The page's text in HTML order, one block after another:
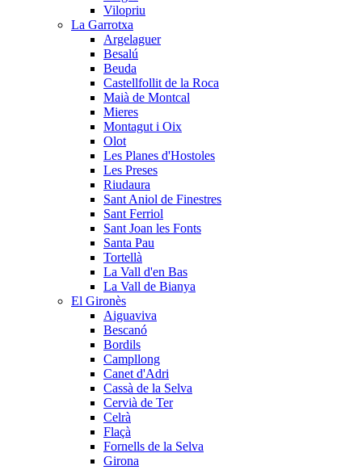
Vilopriu
La Garrotxa
Argelaguer
Besalú
Beuda
Castellfollit de la Roca
Maià de Montcal
Mieres
Montagut i Oix
Olot
Les Planes d'Hostoles
Les Preses
Riudaura
Sant Aniol de Finestres
Sant Ferriol
Sant Joan les Fonts
Santa Pau
Tortellà
La Vall d'en Bas
La Vall de Bianya
El Gironès
Aiguaviva
Bescanó
Bordils
Campllong
Canet d'Adri
Cassà de la Selva
Cervià de Ter
Celrà
Flaçà
Fornells de la Selva
Girona